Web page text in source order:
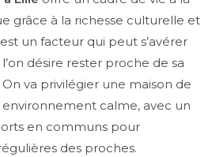
grâce à la richesse culturelle et
un facteur qui peut s’avérer
désire rester proche de sa
va privilégier une maison de
calme, avec un
en communs pour
des proches.